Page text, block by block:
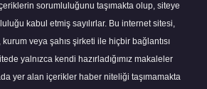
sorumluluğunu taşımakta olup, siteye
kabul etmiş sayılırlar. Bu internet sitesi,
veya şahıs şirketi ile hiçbir bağlantısı
yalnızca kendi hazırladığımız makaleler
yer alan içerikler haber niteliği taşımamakta